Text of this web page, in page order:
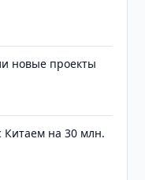
новые проекты
Китаем на 30 млн.